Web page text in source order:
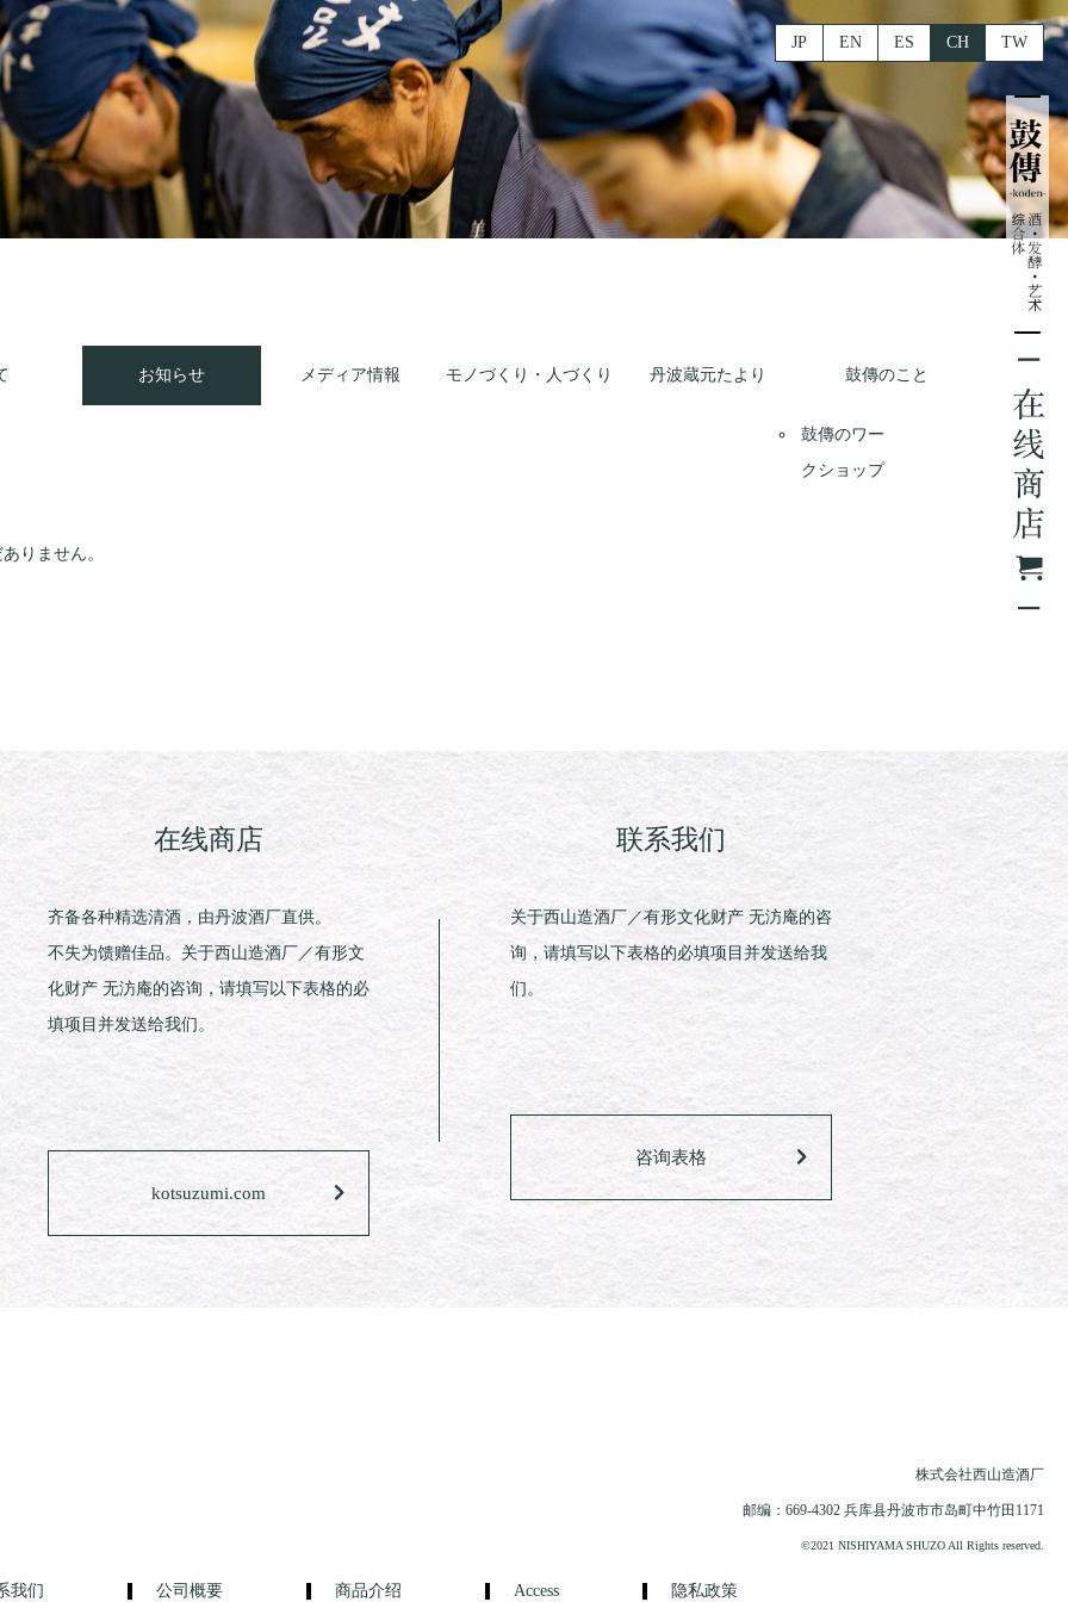
EN ES
JP CH TW
お知らせ メディア情報 モノづくり・人づくり 丹波蔵元たより 鼓傳のこと
鼓傳のワー
クショップ
りません。
在线商店
齐备各种精选清酒，由丹波酒厂直供。
不失为馈赠佳品。关于西山造酒厂／有形文
化财产 无汸庵的咨询，请填写以下表格的必
填项目并发送给我们。
kotsuzumi.com
联系我们
关于西山造酒厂／有形文化财产 无汸庵的咨
询，请填写以下表格的必填项目并发送给我
们。
咨询表格
株式会社西山造酒厂
邮编：669-4302 兵库县丹波市市岛町中竹田1171
我们 公司概要 商品介绍 Access 隐私政策
©2021 NISHIYAMA SHUZO All Rights reserved.